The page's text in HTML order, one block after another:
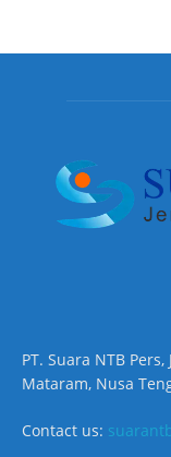
PT. Suara NTB
Mataram, Nusa
Contact us: